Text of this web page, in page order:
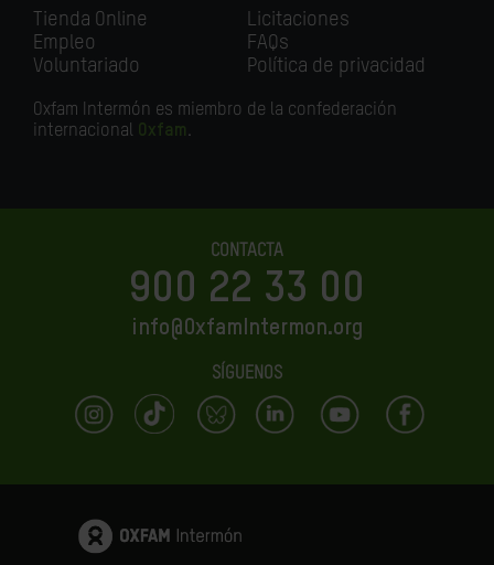
Tienda Online
Empleo
Voluntariado
Licitaciones
FAQs
Política de privacidad
Oxfam Intermón es miembro de la confederación
internacional Oxfam.
CONTACTA
900 22 33 00
info@OxfamIntermon.org
SÍGUENOS